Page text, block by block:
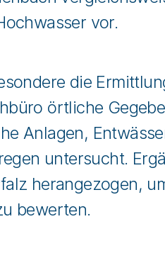
vor.
die
örtliche
Anlagen,
untersucht.
herangezogen,
bewerten.